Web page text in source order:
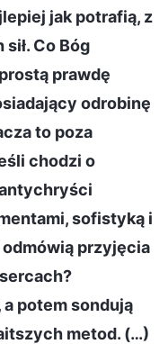
jak potrafią, z
Co Bóg
prawdę
odrobinę
to poza
chodzi o
sofistyką i
odmówią przyjęcia
potem sondują
metod. (…)